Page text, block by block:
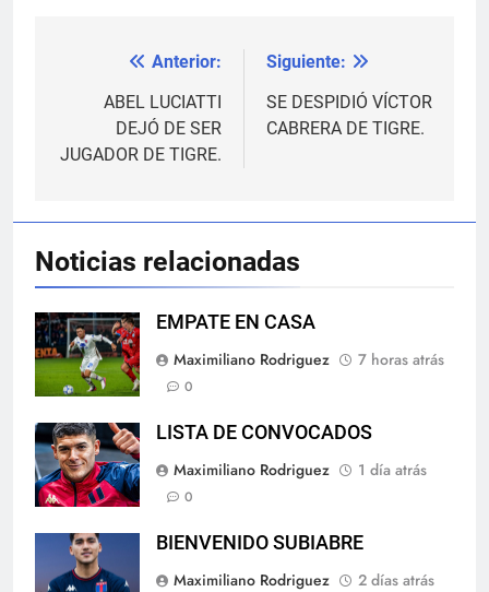
Navegación
entradas
Anterior:
ABEL LUCIATTI
DEJÓ DE SER
JUGADOR DE TIGRE.
Siguiente:
SE DESPIDIÓ VÍCTOR
CABRERA DE TIGRE.
Noticias relacionadas
EMPATE EN CASA
Maximiliano Rodriguez
7 horas atrás
0
LISTA DE CONVOCADOS
Maximiliano Rodriguez
1 día atrás
0
BIENVENIDO SUBIABRE
Maximiliano Rodriguez
2 días atrás